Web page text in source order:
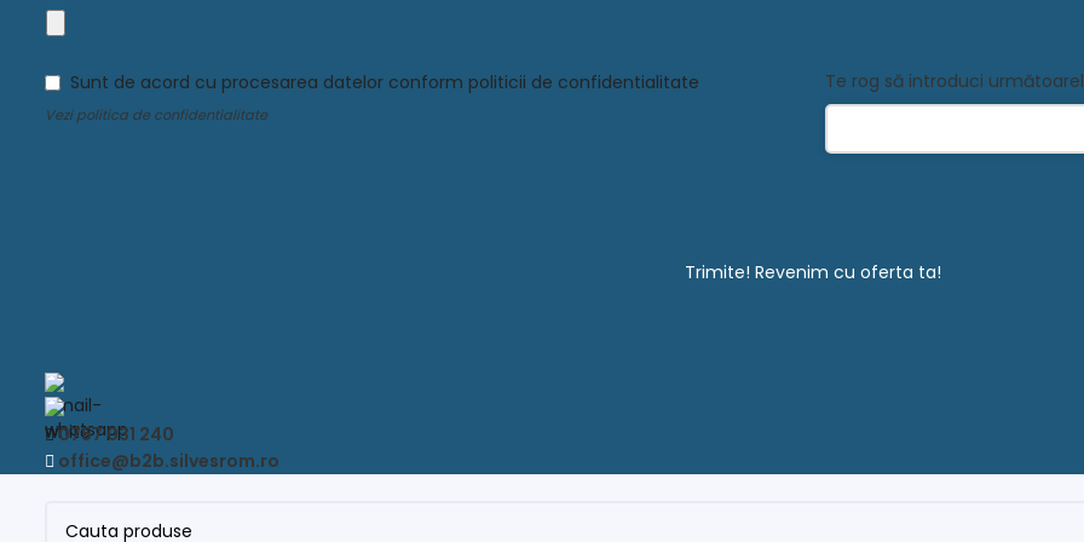
Address
Sunt de acord cu procesarea datelor conform politicii de confidentialitate
Vezipolitica de confidentialitate
Te rog să introduci
Trimite! Revenim cu oferta ta!
0757 031 240
office@b2b.silvesrom.ro